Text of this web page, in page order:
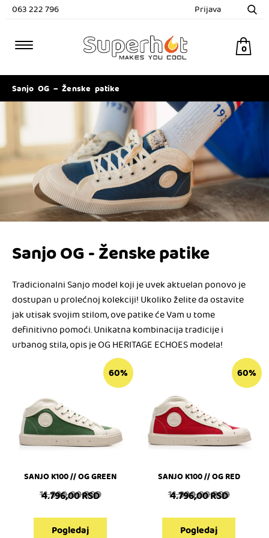
063 222 796 Prijava
Sanjo OG – Ženske patike
Sanjo OG - Ženske patike
Tradicionalni Sanjo model koji je uvek aktuelan ponovo je
dostupan u prolećnoj kolekciji! Ukoliko želite da ostavite
jak utisak svojim stilom, ove patike će Vam u tome
definitivno pomoći. Unikatna kombinacija tradicije i
urbanog stila, opis je OG HERITAGE ECHOES modela!
SANJO K100 // OG GREEN
11.990,00RSD
4.796,00RSD
60%
Pogledaj
SANJO K100 // OG RED
11.990,00RSD
4.796,00RSD
60%
Pogledaj
0